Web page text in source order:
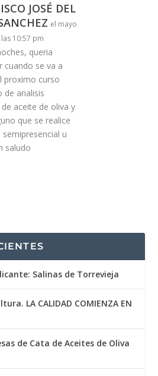
JOSÉ DEL
el mayo
10:57 pm
queria
cuando se va a
proximo curso
de analisis
aceite de oliva y
que se realice
u
saludo
Salinas de Torrevieja
LA CALIDAD COMIENZA EN
de Cata de Aceites de Oliva